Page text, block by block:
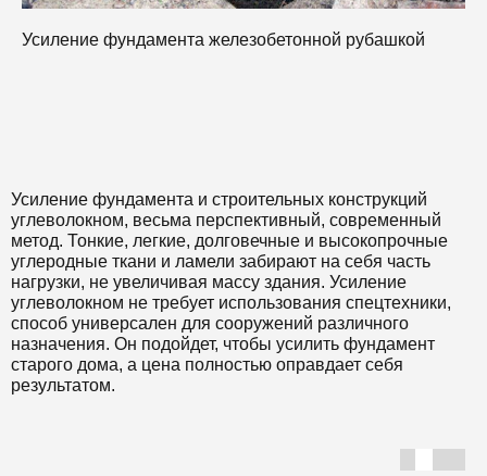
Усиление фундамента железобетонной рубашкой
Усиление фундамента и строительных конструкций
углеволокном, весьма перспективный, современный
метод. Тонкие, легкие, долговечные и высокопрочные
углеродные ткани и ламели забирают на себя часть
нагрузки, не увеличивая массу здания. Усиление
углеволокном не требует использования спецтехники,
способ универсален для сооружений различного
назначения. Он подойдет, чтобы усилить фундамент
старого дома, а цена полностью оправдает себя
результатом.